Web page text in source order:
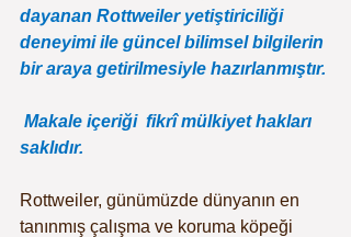
dayanan Rottweiler yetiştiriciliği
deneyimi ile güncel bilimsel bilgilerin
bir araya getirilmesiyle hazırlanmıştır.
saklıdır.
Rottweiler, günümüzde dünyanın en
tanınmış çalışma ve koruma köpeği